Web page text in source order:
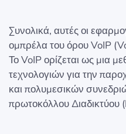
Συνολικά, αυτές οι
ομπρέλα του όρου VoIP
Το VoIP ορίζεται ως μια
τεχνολογιών για την
και πολυμεσικών
πρωτοκόλλου Διαδικτύου